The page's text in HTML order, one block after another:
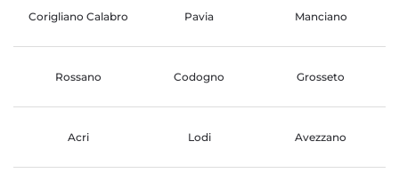
Corigliano Calabro Pavia Manciano
Rossano Codogno Grosseto
Acri Lodi Avezzano